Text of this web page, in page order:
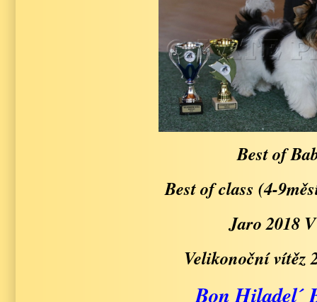
Best of
Best of class (4-
Jaro 2018
Velikonoční vítěz
Bon Hiladel´